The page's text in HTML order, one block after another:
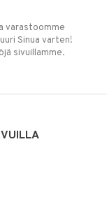
varastoomme
Sinua varten!
sivuillamme.